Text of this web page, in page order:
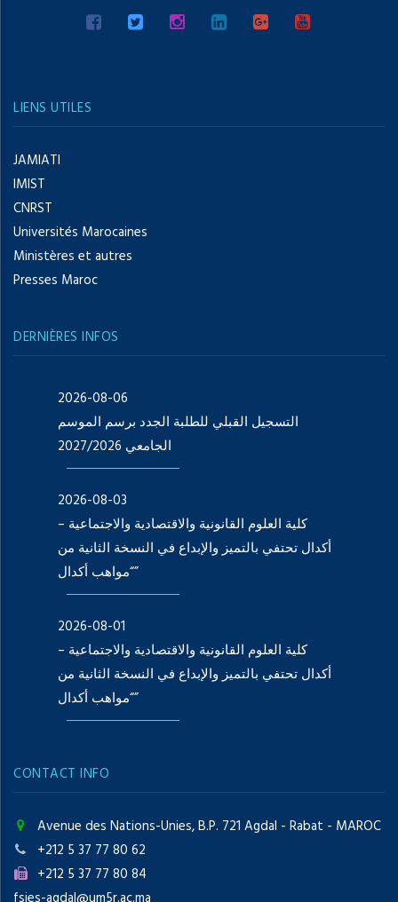
LIENS UTILES
JAMIATI
IMIST
CNRST
Universités Marocaines
Ministères et autres
Presses Maroc
DERNIÈRES INFOS
2026-08-06
التسجيل القبلي للطلبة الجدد برسم الموسم
الجامعي 2027/2026
2026-08-03
كلية العلوم القانونية والاقتصادية والاجتماعية –
أكدال تحتفي بالتميز والإبداع في النسخة الثانية من
“مواهب أكدال”
2026-08-01
كلية العلوم القانونية والاقتصادية والاجتماعية –
أكدال تحتفي بالتميز والإبداع في النسخة الثانية من
“مواهب أكدال”
CONTACT INFO
Avenue des Nations-Unies, B.P. 721 Agdal - Rabat - MAROC
+212 5 37 77 80 62
+212 5 37 77 80 84